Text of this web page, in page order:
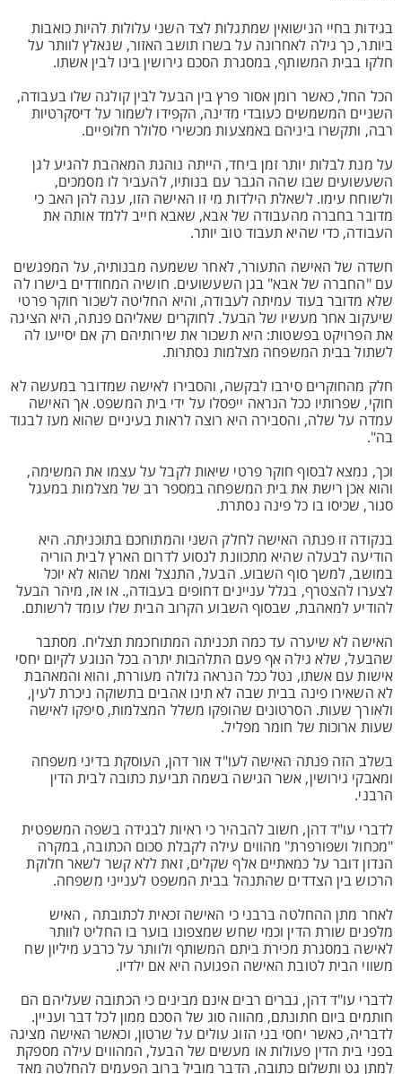
בגידות בחיי הנישואין שמתגלות לצד השני עלולות להיות כואבות
ביותר, כך גילה לאחרונה על בשרו תושב האזור, שנאלץ לוותר על
חלקו בבית המשותף, במסגרת הסכם גירושין בינו לבין אשתו.
הכל החל, כאשר רומן אסור פרץ בין הבעל לבין קולגה שלו בעבודה,
השניים המשמשים כעובדי מדינה, הקפידו לשמור על דיסקרטיות
רבה, ותקשרו ביניהם באמצעות מכשירי סלולר חלופיים.
על מנת לבלות יותר זמן ביחד, הייתה נוהגת המאהבת להגיע לגן
השעשועים שבו שהה הגבר עם בנותיו, להעביר לו מסמכים,
ולשוחח עימו. לשאלת הילדות מי זו האישה הזו, ענה להן האב כי
מדובר בחברה מהעבודה של אבא, שאבא חייב ללמד אותה את
העבודה, כדי שהיא תעבוד טוב יותר.
חשדה של האישה התעורר, לאחר ששמעה מבנותיה, על המפגשים
עם "החברה של אבא" בגן השעשועים. חושיה המחודדים בישרו לה
שלא מדובר בעוד עמיתה לעבודה, והיא החליטה לשכור חוקר פרטי
שיעקוב אחר מעשיו של הבעל. לחוקרים שאליהם פנתה, היא הציגה
את הפרויקט בפשטות: היא תשכור את שירותיהם רק אם יסייעו לה
לשתול בבית המשפחה מצלמות נסתרות.
חלק מהחוקרים סירבו לבקשה, והסבירו לאישה שמדובר במעשה לא
חוקי, שפרותיו ככל הנראה ייפסלו על ידי בית המשפט. אך האישה
עמדה על שלה, והסבירה היא רוצה לראות בעיניים שהוא מעז לבגוד
בה".
וכך, נמצא לבסוף חוקר פרטי שיאות לקבל על עצמו את המשימה,
והוא אכן רישת את בית המשפחה במספר רב של מצלמות במעגל
סגור, שכיסו בו כל פינה נסתרת.
בנקודה זו פנתה האישה לחלק השני והמתוחכם בתוכניתה. היא
הודיעה לבעלה שהיא מתכוונת לנסוע לדרום הארץ לבית הוריה
במושב, למשך סוף השבוע. הבעל, התנצל ואמר שהוא לא יוכל
לצערו להצטרף, בגלל עניינים דחופים בעבודה,. או אז, מיהר הבעל
להודיע למאהבת, שבסוף השבוע הקרוב הבית שלו עומד לרשותם.
האישה לא שיערה עד כמה תכניתה המתוחכמת תצליח. מסתבר
שהבעל, שלא גילה אף פעם התלהבות יתרה בכל הנוגע לקיום יחסי
אישות עם אשתו, נטל ככל הנראה גלולה מעוררת, והוא והמאהבת
לא השאירו פינה בבית שבה לא תינו אהבים בתשוקה ניכרת לעין,
ולאורך שעות. הסרטונים שהופקו משלל המצלמות, סיפקו לאישה
שעות ארוכות של חומר מפליל.
בשלב הזה פנתה האישה לעו"ד אור דהן, העוסקת בדיני משפחה
ומאבקי גירושין, אשר הגישה בשמה תביעת כתובה לבית הדין
הרבני.
לדברי עו"ד דהן, חשוב להבהיר כי ראיות לבגידה בשפה המשפטית
"מכחול ושפורפרת" מהווים עילה לקבלת סכום הכתובה, במקרה
הנדון דובר על כמאתיים אלף שקלים, זאת ללא קשר לשאר חלוקת
הרכוש בין הצדדים שהתנהל בבית המשפט לענייני משפחה.
לאחר מתן ההחלטה ברבני כי האישה זכאית לכתובתה , האיש
מלפנים שורת הדין וכמי שחש שמצפונו בוער בו החליט לוותר
לאישה במסגרת מכירת ביתם המשותף ולוותר על כרבע מיליון שח
משווי הבית לטובת האישה הפגועה היא אם ילדיו.
לדברי עו"ד דהן, גברים רבים אינם מבינים כי הכתובה שעליהם הם
חותמים ביום חתונתם, מהווה סוג של הסכם ממון לכל דבר ועניין.
לדבריה, כאשר יחסי בני הזוג עולים על שרטון, וכאשר האישה מציגה
בפני בית הדין פעולות או מעשים של הבעל, המהווים עילה מספקת
למתן גט ותשלום כתובה, הדבר מוביל ברוב הפעמים להחלטה מאד